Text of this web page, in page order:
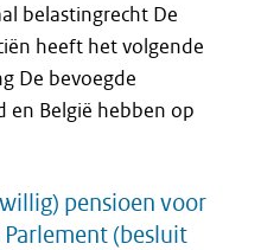
belastingrecht De
heeft het volgende
De bevoegde
en België hebben op
pensioen voor
(besluit